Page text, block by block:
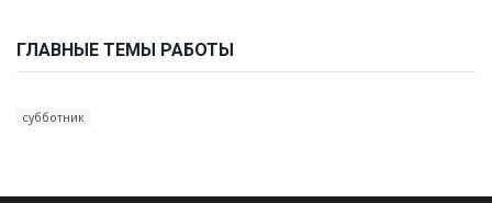
ГЛАВНЫЕ ТЕМЫ РАБОТЫ
субботник